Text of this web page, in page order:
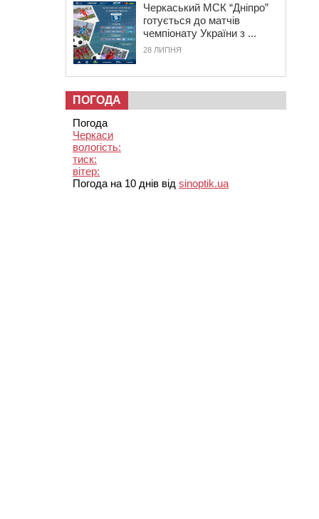
Черкаський МСК “Дніпро”
готується до матчів
чемпіонату України з ...
28 ЛИПНЯ
ПОГОДА
Погода
Черкаси
вологість:
тиск:
вітер:
Погода на 10 днів від sinoptik.ua